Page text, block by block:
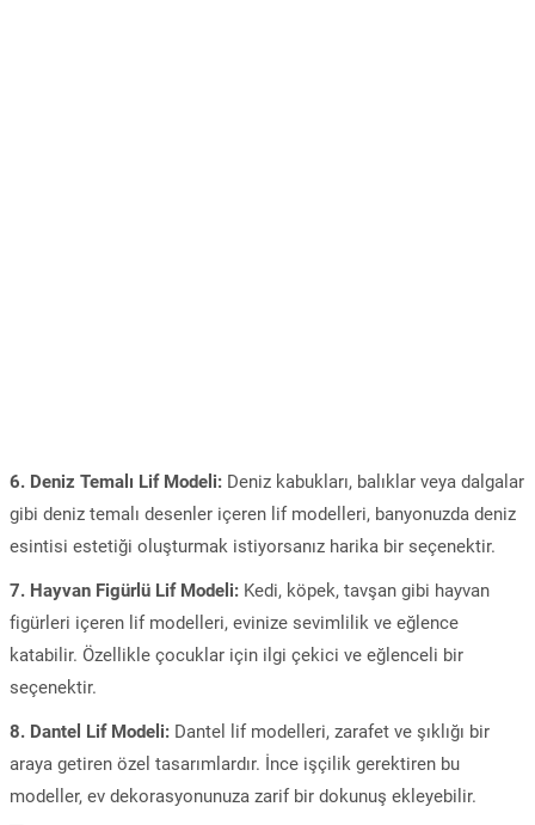
6. Deniz Temalı Lif Modeli: Deniz kabukları, balıklar veya dalgalar
gibi deniz temalı desenler içeren lif modelleri, banyonuzda deniz
esintisi estetiği oluşturmak istiyorsanız harika bir seçenektir.
7. Hayvan Figürlü Lif Modeli: Kedi, köpek, tavşan gibi hayvan
figürleri içeren lif modelleri, evinize sevimlilik ve eğlence
katabilir. Özellikle çocuklar için ilgi çekici ve eğlenceli bir
seçenektir.
8. Dantel Lif Modeli: Dantel lif modelleri, zarafet ve şıklığı bir
araya getiren özel tasarımlardır. İnce işçilik gerektiren bu
modeller, ev dekorasyonunuza zarif bir dokunuş ekleyebilir.